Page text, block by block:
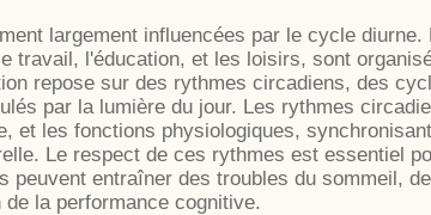
largement influencées par le cycle diurne.
travail, l'éducation, et les loisirs, sont
repose sur des rythmes circadiens, des
par la lumière du jour. Les rythmes
et les fonctions physiologiques,
Le respect de ces rythmes est essentiel
peuvent entraîner des troubles du sommeil,
la performance cognitive.